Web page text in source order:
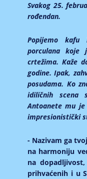
Svakog 25.
rođendan.
Popijemo
porculana koje
crtežima. Kaže
godine. Ipak,
posudama. Ko
idiličnih scena
Antoanete mu
impresionistički
- Nazivam ga
na harmoniju
na
prihvaćenih i u